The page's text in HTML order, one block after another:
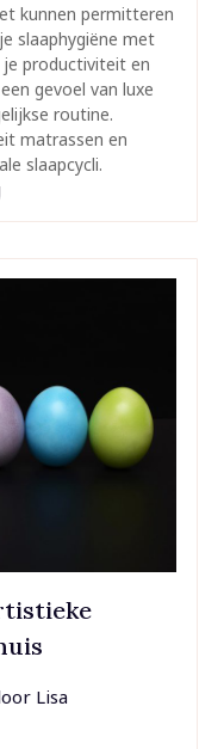
kunnen permitteren
slaaphygiëne met
je productiviteit en
gevoel van luxe
routine.
matrassen en
slaapcycli.
Lisa